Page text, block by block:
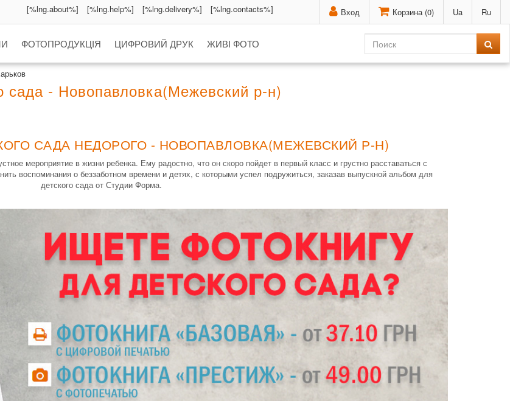
Вход Корзина (0) Ua Ru
[%lng.about%] [%lng.help%] [%lng.delivery%] [%lng.contacts%]
ФОТОПРОДУКЦІЯ ЦИФРОВИЙ ДРУК ЖИВІ ФОТО
- Новопавловка(Межевский р-н)
САДА НЕДОРОГО - НОВОПАВЛОВКА(МЕЖЕВСКИЙ Р-Н)
мероприятие в жизни ребенка. Ему радостно, что он скоро пойдет в первый класс и грустно расставаться с
воспоминания о беззаботном времени и детях, с которыми успел подружиться, заказав выпускной альбом для
детского сада от Студии Форма.